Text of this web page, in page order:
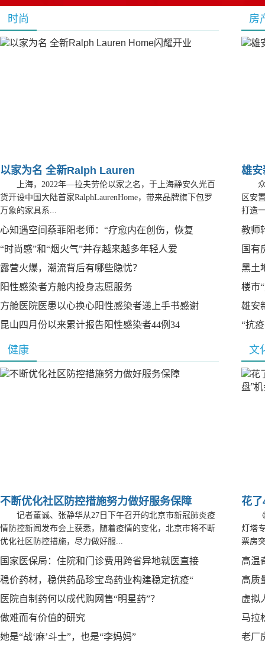
时尚
以家为名 全新Ralph Lauren
上海，2022年—拉夫劳伦以家之名，于上海静安久光百
货开设中国大陆首家RalphLaurenHome，带来品牌旗下包罗
万象的家具系...
心知遇空间蔡菲阳老师：“疗愈内在创伤，恢复
“时尚感”和“烟火气”并存越来越多年轻人爱
露营火爆，潮流背后有哪些隐忧？
阳性感染者方舱内投身志愿服务
方舱医院医患以心换心阳性感染者递上手书感谢
昆山四月份以来累计报告阳性感染者44例34
房
雄安
区安
打造
教师
国有
黑土
楼市
雄安
“抗
健康
不断优化社区防控措施努力做好服务保障
记者董诚、张静华从27日下午召开的北京市新冠肺炎疫
情防控新闻发布会上获悉，随着疫情的变化，北京市将不断
优化社区防控措施，尽力做好服...
国家医保局：住院和门诊费用跨省异地就医直接
稳价药材，稳供药品珍宝岛药业构建稳定抗疫“
医院自制药何以成代购网售“明星药”？
做难而有价值的研究
她是“战‘麻’斗士”，也是“李妈妈”
文
花
灯塔
票房
高温
高质
虚拟
马拉
老厂